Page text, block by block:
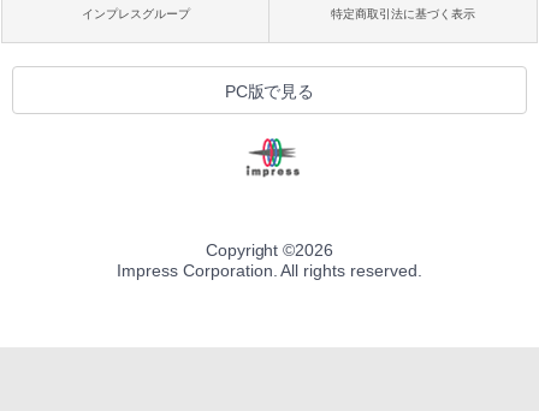
インプレスグループ 特定商取引法に基づく表示
PC版で見る
Copyright ©2026
Impress Corporation. All rights reserved.